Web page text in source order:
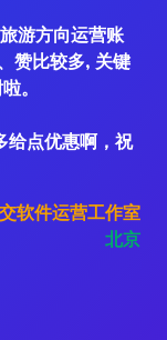
游方向运营账
赞比较多, 关键
。
给点优惠啊，祝
软件运营工作室
北京